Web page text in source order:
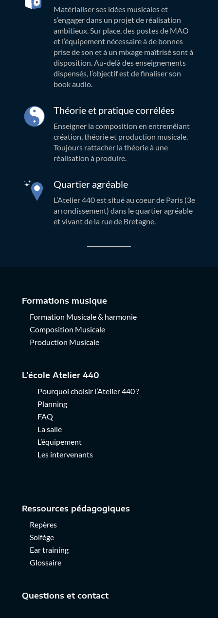
Matérialiser ses idées musicales et
s’engager dans un projet de réalisation
ambitieux. Sur place, des postes de MAO
et l’équipement nécessaire à de bonnes
prise de son et à un mixage maîtrisé sont à
disposition. Au-delà des enseignements
dispensés, l’objectif est de finaliser son
book audio.
Théorie et pratique corrélées
Enseigner la composition en entremêlant
création, théorie et production musicale.
Toujours rattacher la théorie à une
réalisation à produire.
Quartier agréable
L’Atelier 440 est situé au coeur de Paris (3e
arrondissement) dans le quartier agréable
et vivant de la rue de Bretagne.
Formations musique
Formation Musicale & harmonie
Composition Musicale
Production Musicale
L’école Atelier 440
Pourquoi choisir l’Atelier 440?
Planning
FAQ
La salle
L’équipement
Les intervenants
Ressources pédagogiques
Repères
Solfège
Ear training
Glossaire
Questions et contact